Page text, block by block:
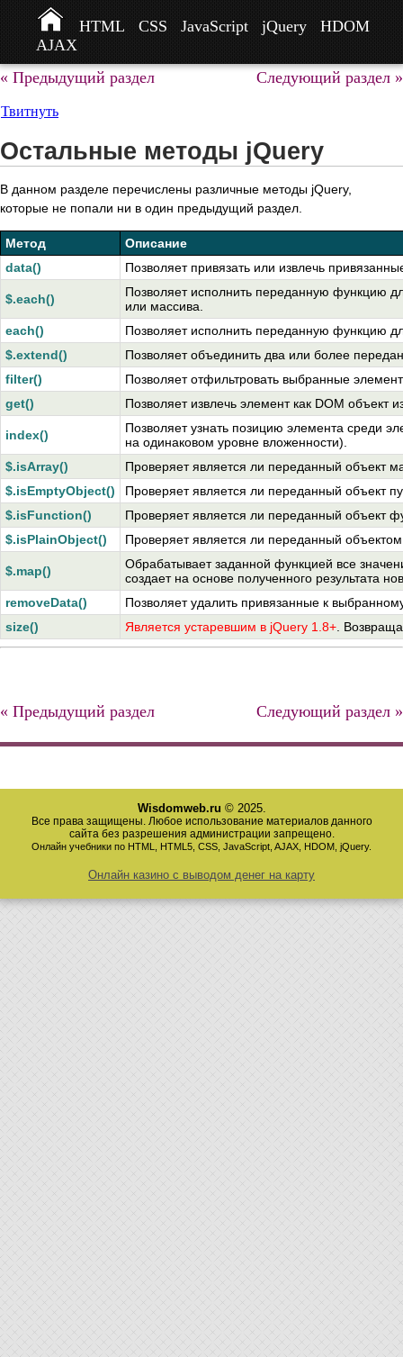
HTML CSS JavaScript jQuery
HDOM
AJAX
« Предыдущий раздел
Следующий раздел »
Твитнуть
Остальные методы jQuery
В данном разделе перечислены различные методы jQuery,
которые не попали ни в один предыдущий раздел.
Метод
Описание
data()
Позволяет привязать или извлечь
$.each()
Позволяет исполнить переданную функцию
или массива.
each()
Позволяет исполнить переданную функцию
$.extend()
Позволяет объединить два или более
filter()
Позволяет отфильтровать выбранные
get()
Позволяет извлечь элемент как DOM объект
index()
Позволяет узнать позицию элемента среди
на одинаковом уровне вложенности).
$.isArray()
Проверяет является ли переданный объект
$.isEmptyObject()
Проверяет является ли переданный объект
$.isFunction()
Проверяет является ли переданный объект
$.isPlainObject()
Проверяет является ли переданный
$.map()
Обрабатывает заданной функцией все
создает на основе полученного результата
removeData()
Позволяет удалить привязанные к
size()
Является устаревшим в jQuery 1.8+.
« Предыдущий раздел Следующий раздел »
Wisdomweb.ru © 2025.
Все права защищены. Любое использование материалов данного
сайта без разрешения администрации запрещено.
Онлайн учебники по HTML, HTML5, CSS, JavaScript, AJAX, HDOM, jQuery.
Онлайн казино с выводом денег на карту